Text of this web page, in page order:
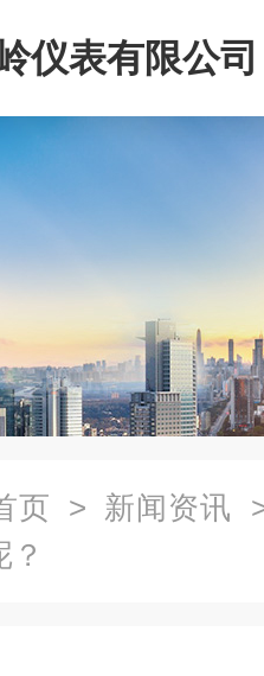
仪表有限公司
页 > 新闻资讯